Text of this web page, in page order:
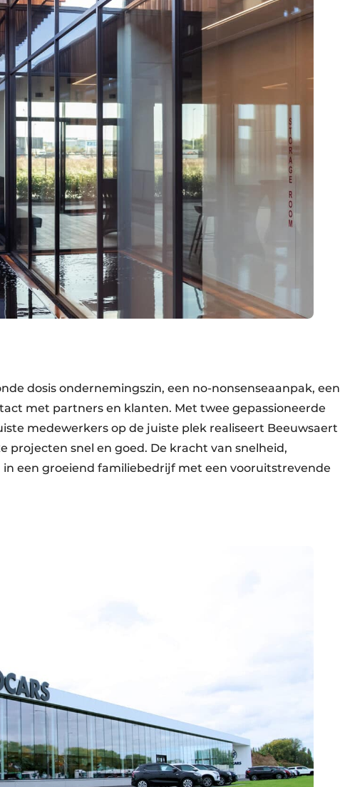
dosis ondernemingszin, een no-nonsenseaanpak, een
met partners en klanten. Met twee gepassioneerde
medewerkers op de juiste plek realiseert Beeuwsaert
projecten snel en goed. De kracht van snelheid,
een groeiend familiebedrijf met een vooruitstrevende